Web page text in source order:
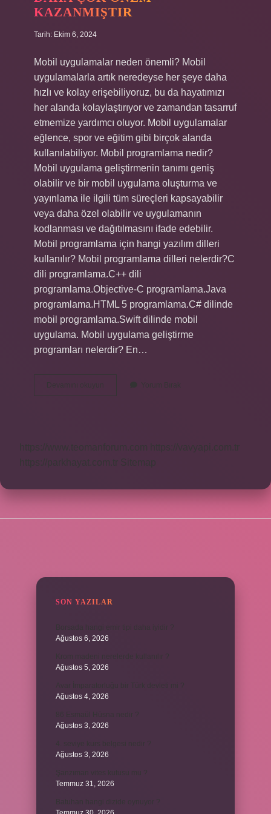
KAZANMIŞTIR
Tarih: Ekim 6, 2024
Mobil uygulamalar neden önemli? Mobil
uygulamalarla artık neredeyse her şeye daha
hızlı ve kolay erişebiliyoruz, bu da hayatımızı
her alanda kolaylaştırıyor ve zamandan tasarruf
etmemize yardımcı oluyor. Mobil uygulamalar
eğlence, spor ve eğitim gibi birçok alanda
kullanılabiliyor. Mobil programlama nedir?
Mobil uygulama geliştirmenin tanımı geniş
olabilir ve bir mobil uygulama oluşturma ve
yayınlama ile ilgili tüm süreçleri kapsayabilir
veya daha özel olabilir ve uygulamanın
kodlanması ve dağıtılmasını ifade edebilir.
Mobil programlama için hangi yazılım dilleri
kullanılır? Mobil programlama dilleri nelerdir?C
dili programlama.C++ dili
programlama.Objective-C programlama.Java
programlama.HTML 5 programlama.C# dilinde
mobil programlama.Swift dilinde mobil
uygulama. Mobil uygulama geliştirme
programları nelerdir? En…
Günümüzde
Kazanmıştır
Yorum Bırak
https://www.teomanforum.com
https://vavyapi.com.tr
https://parkhayat.com.tr
Sitemap
SON YAZILAR
Ağustos 6, 2026
Ağustos 5, 2026
Ağustos 4, 2026
Ağustos 3, 2026
Ağustos 3, 2026
Temmuz 31, 2026